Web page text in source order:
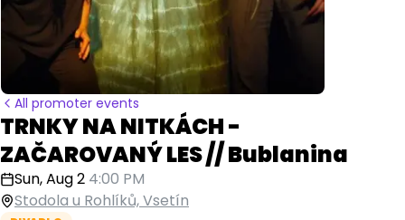
All promoter events
TRNKY NA NITKÁCH -
ZAČAROVANÝ LES // Bublanina
Sun, Aug 2 4:00 PM
Stodola u Rohlíků, Vsetín